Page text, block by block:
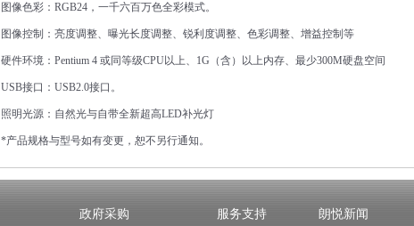
图像色彩： RGB24 ，一千六百万色全彩模式。
图像控制：亮度调整、曝光长度调整、锐利度调整、色彩调整、增益控制等
硬件环境： Pentium 4 或同等级CPU以上、 1G （含）以上内存、最少300M硬盘空间
USB接口： USB2.0接口。
照明光源：自然光与自带全新超高LED补光灯
*产品规格与型号如有变更，恕不另行通知。
政府采购 服务支持 朗悦新闻